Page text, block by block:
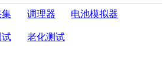
集 调理器 电池模拟器
试 老化测试